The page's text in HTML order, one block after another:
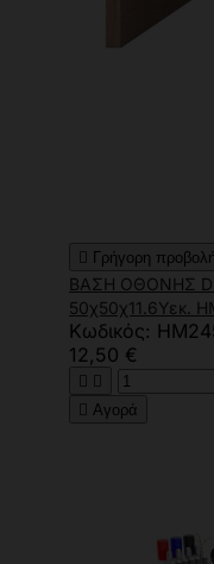
 Γρήγορη προβολή
ΒΑΣΗ ΟΘΟΝΗΣ
50χ50χ11.6Υεκ.
Κωδικός:
12,50 €
 
 Αγορά